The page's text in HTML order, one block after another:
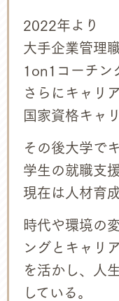
2022年より
大手企業管理
1on1コーチン
さらにキャリ
国家資格キャ
その後大学で
学生の就職支
現在は人材育
時代や環境の
ングとキャリ
を活かし、人
している。